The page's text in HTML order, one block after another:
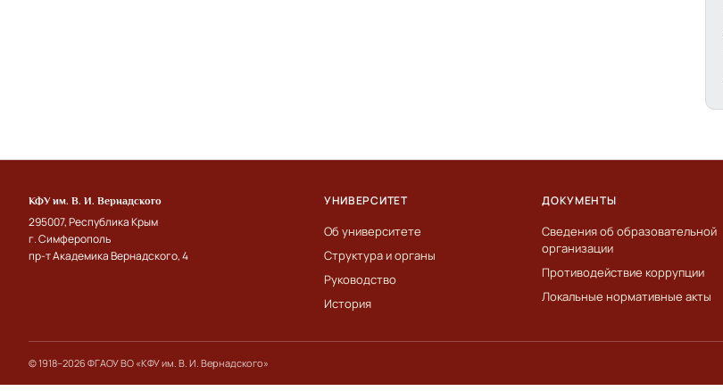
КФУ им. В. И. Вернадского
295007, Республика Крым
г. Симферополь
пр-т Академика Вернадского, 4
УНИВЕРСИТЕТ
Об университете
Структура и органы
Руководство
История
ДОКУМЕНТЫ
Сведения об образовательной
организации
Противодействие коррупции
Локальные нормативные акты
© 1918–2026 ФГАОУ ВО «КФУ им. В. И. Вернадского»